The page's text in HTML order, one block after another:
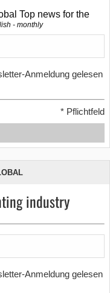
Top news for the
- monthly
Anmeldung gelesen
* Pflichtfeld
industry
Anmeldung gelesen